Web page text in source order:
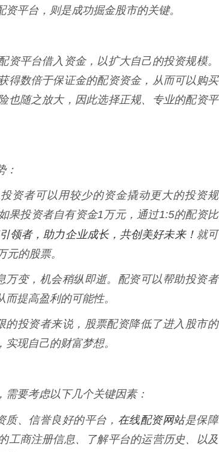
平台，则是成功掘金股市的关键。
平台借入资金，以扩大自己的投资规模。
得数倍于保证金的配资资金，从而可以购买
也随之放大，因此选择正规、专业的配资平
：
资者可以用较少的资金撬动更大的投资规
果投资者自有资金1万元，通过1:5的配资比
领者，助力企业成长，共创美好未来！ 就可
的股票。
变，机会稍纵即逝。配资可以帮助投资者
提高盈利的可能性。
投资者来说，股票配资降低了进入股市的
现自己的财富梦想。
要考虑以下几个关键因素：
、信誉良好的平台， 在线配资网站是保障
工商注册信息、了解平台的运营历史、以及